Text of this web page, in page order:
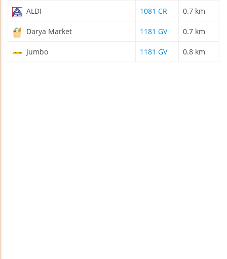
ALDI 1081 CR 0.7 km
Darya Market 1181 GV 0.7 km
Jumbo 1181 GV 0.8 km